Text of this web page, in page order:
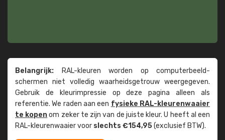
Belangrijk: RAL-kleuren worden op computer­beeld­
schermen niet volledig waarheids­­getrouw weer­gegeven.
Gebruik de kleur­impressie op deze pagina alleen als
referentie. We raden aan een fysieke RAL-kleuren­waaier
te kopenom zeker te zijn van de juiste kleur. U heeft al een
RAL-kleuren­waaier voor slechts €154,95(exclusief BTW).